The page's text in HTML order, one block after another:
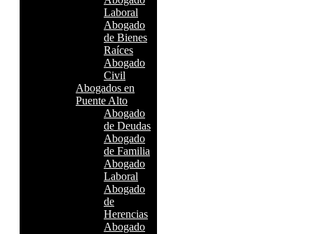
Laboral
Abogado
de Bienes
Raíces
Abogado
Civil
Abogados en
Puente Alto
Abogado
de Deudas
Abogado
de Familia
Abogado
Laboral
Abogado
de
Herencias
Abogado